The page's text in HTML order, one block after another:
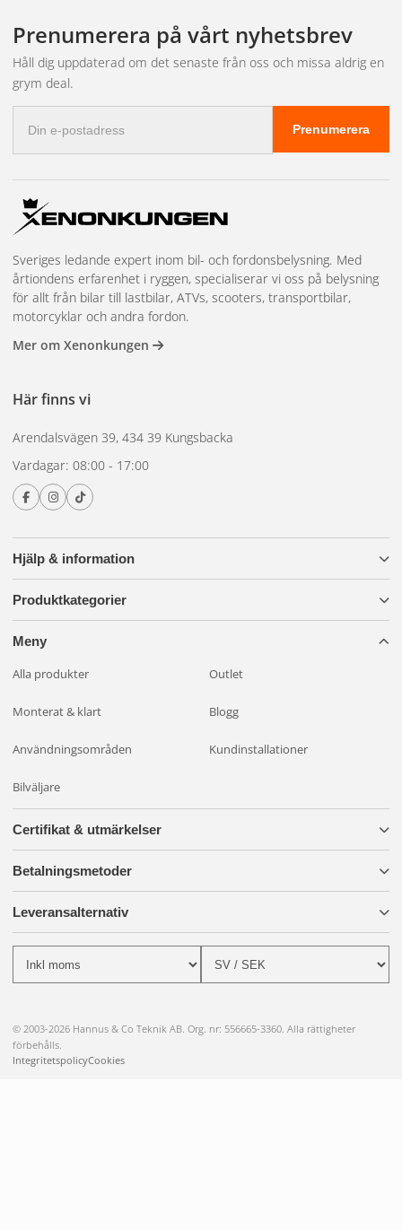
1st Voolbar ljusbåge i rostfritt
1st Modellanpassad monteringssats
Prenumerera på vårt nyhetsbrev
Håll dig uppdaterad om det senaste från oss och missa aldrig en
grym deal.
postadress
Prenumerera
Hjälp & information
Produktkategorier
Meny
Alla produkter Outlet
Monterat & klart Blogg
Användningsområden Kundinstallationer
Bilväljare
Sveriges ledande expert inom bil- och fordonsbelysning. Med
årtiondens erfarenhet i ryggen, specialiserar vi oss på belysning
för allt från bilar till lastbilar, ATVs, scooters, transportbilar,
motorcyklar och andra fordon.
Mer om Xenonkungen
Här finns vi
Arendalsvägen 39, 434 39 Kungsbacka
Vardagar: 08:00 - 17:00
Certifikat & utmärkelser
Betalningsmetoder
Leveransalternativ
© 2003-2026 Hannus & Co Teknik AB. Org. nr: 556665-3360. Alla rättigheter
förbehålls.
IntegritetspolicyCookies